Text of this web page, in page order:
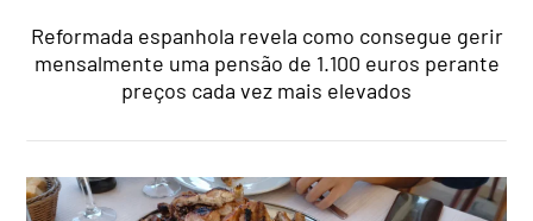
Reformada espanhola revela como consegue gerir
mensalmente uma pensão de 1.100 euros perante
preços cada vez mais elevados